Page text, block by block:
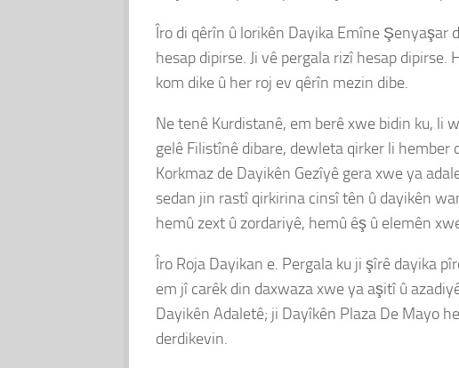
Îro di qêrîn û lorikên Dayika Emîne Şenyaşar
hesap dipirse. Ji vê pergala rizî hesap
kom dike û her roj ev qêrîn mezin dibe.
Ne tenê Kurdistanê, em berê xwe bidin ku, li
gelê Filistînê dibare, dewleta qirker li hember
Korkmaz de Dayikên Gezîyê gera xwe ya
sedan jin rastî qirkirina cinsî tên û dayikên
hemû zext û zordariyê, hemû êş û elemên
Îro Roja Dayikan e. Pergala ku ji şîrê dayika
em jî carêk din daxwaza xwe ya aşitî û
Dayikên Adaletê; ji Dayîkên Plaza De Mayo
derdikevin.